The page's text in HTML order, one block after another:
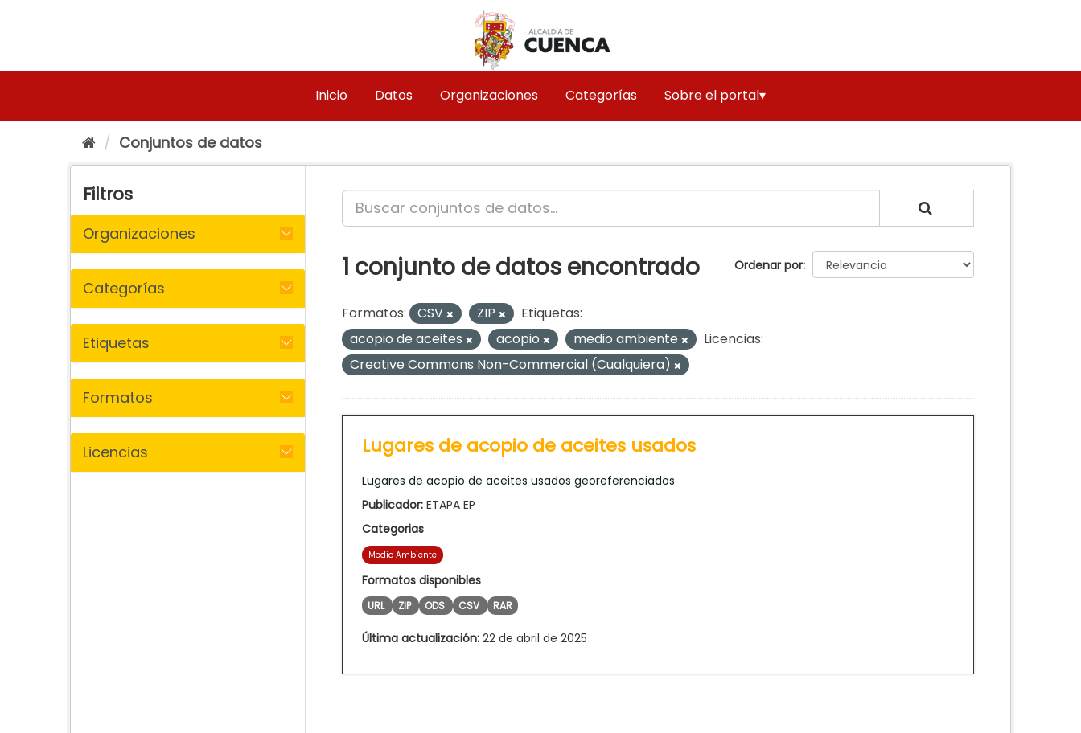
Inicio Datos Organizaciones Categorías Sobre el portal▾
Conjuntos de datos
Filtros
Organizaciones
Categorías
Etiquetas
Formatos
Licencias
Ordenar por
1 conjunto de datos encontrado
Formatos: CSV ZIP
Etiquetas:
acopio de aceites
acopio medio ambiente
Licencias:
Creative Commons Non-Commercial (Cualquiera)
Lugares de acopio de aceites usados
Lugares de acopio de aceites usados georeferenciados
Publicador: ETAPA EP
Categorias
Medio Ambiente
Formatos disponibles
URL ZIP ODS CSV RAR
Última actualización: 22 de abril de 2025